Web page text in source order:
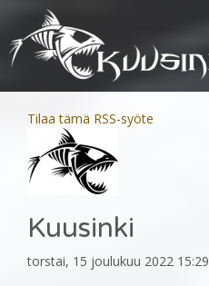
Tilaa tämä RSS-syöte
Kuusinki
torstai, 15 joulukuu 2022 15:29